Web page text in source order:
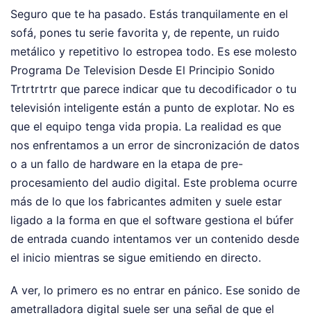
Seguro que te ha pasado. Estás tranquilamente en el
sofá, pones tu serie favorita y, de repente, un ruido
metálico y repetitivo lo estropea todo. Es ese molesto
Programa De Television Desde El Principio Sonido
Trtrtrtrtr que parece indicar que tu decodificador o tu
televisión inteligente están a punto de explotar. No es
que el equipo tenga vida propia. La realidad es que
nos enfrentamos a un error de sincronización de datos
o a un fallo de hardware en la etapa de pre-
procesamiento del audio digital. Este problema ocurre
más de lo que los fabricantes admiten y suele estar
ligado a la forma en que el software gestiona el búfer
de entrada cuando intentamos ver un contenido desde
el inicio mientras se sigue emitiendo en directo.
A ver, lo primero es no entrar en pánico. Ese sonido de
ametralladora digital suele ser una señal de que el